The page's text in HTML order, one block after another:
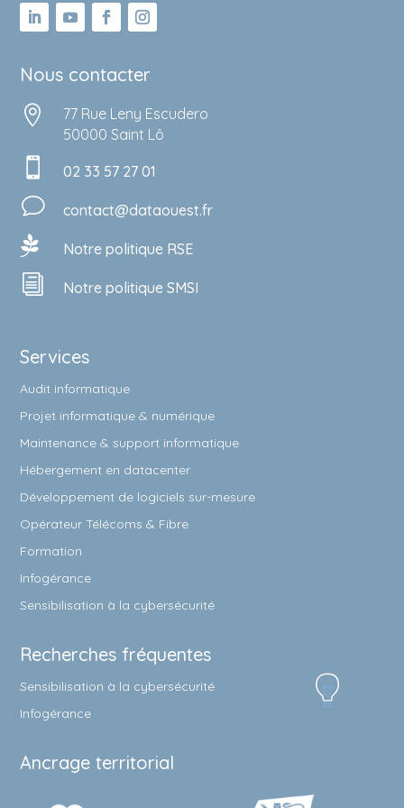
Nous contacter

77 Rue Leny Escudero
50000 Saint Lô
 02 33 57 27 01
v contact@dataouest.fr
 Notre politique RSE
i Notre politique SMSI
Services
Audit informatique
Projet informatique & numérique
Maintenance & support informatique
Hébergement en datacenter
Développement de logiciels sur-mesure
Opérateur Télécoms & Fibre
Formation
Infogérance
Sensibilisation à la cybersécurité
Recherches fréquentes
Sensibilisation à la cybersécurité
Infogérance
Ancrage territorial